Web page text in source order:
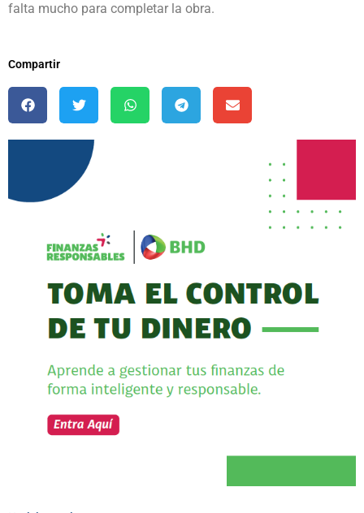
falta mucho para completar la obra.
Compartir